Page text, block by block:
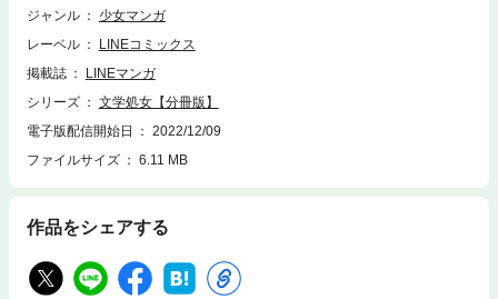
ジャンル
少女マンガ
レーベル
LINEコミックス
掲載誌
LINEマンガ
シリーズ
文学処女【分冊版】
電子版配信開始日
2022/12/09
ファイルサイズ
6.11 MB
作品をシェアする